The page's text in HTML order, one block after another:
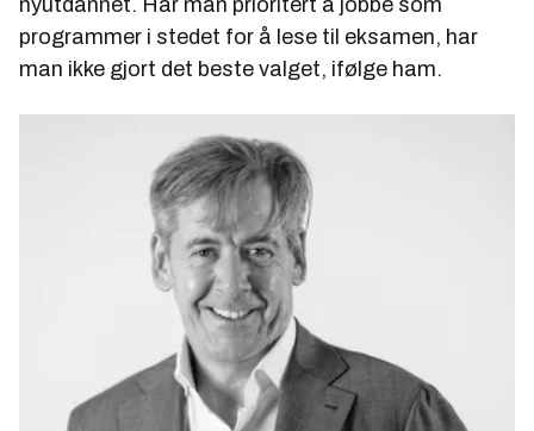
programmer i stedet for å lese til eksamen, har
man ikke gjort det beste valget, ifølge ham.